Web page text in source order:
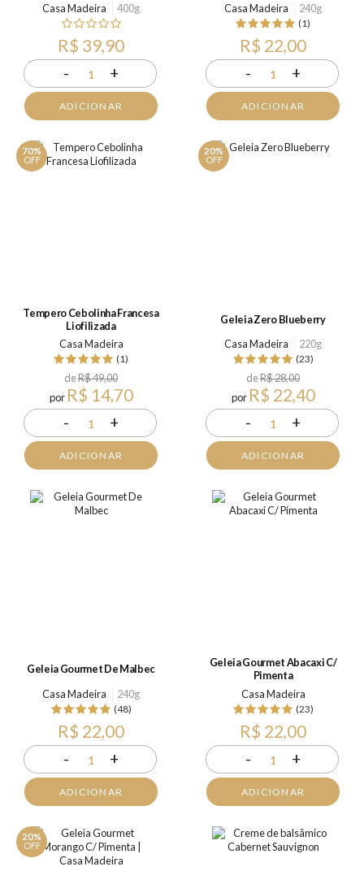
Casa Madeira
400g
R$ 39,90
- 1 +
ADICIONAR
Casa Madeira
240g
(1)
R$ 22,00
- 1 +
ADICIONAR
70%
OFF
Tempero Cebolinha Francesa
Liofilizada
Casa Madeira
(1)
deR$ 49,00
por R$ 14,70
- 1 +
ADICIONAR
20%
OFF
Geleia Zero Blueberry
Casa Madeira
220g
(23)
deR$ 28,00
por R$ 22,40
- 1 +
ADICIONAR
Geleia Gourmet De Malbec
Casa Madeira
240g
(48)
R$ 22,00
- 1 +
ADICIONAR
Geleia Gourmet Abacaxi C/
Pimenta
Casa Madeira
(23)
R$ 22,00
- 1 +
ADICIONAR
20%
OFF